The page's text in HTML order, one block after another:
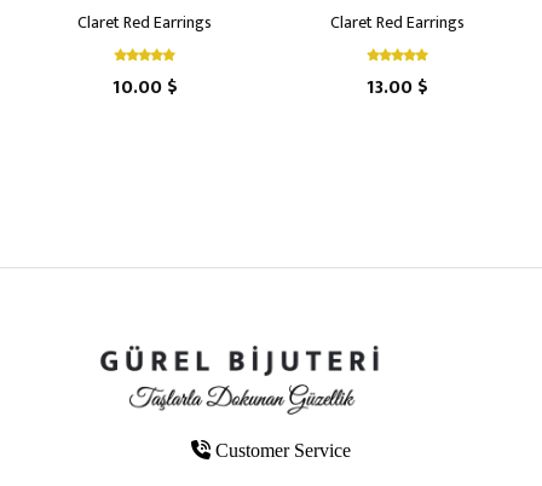
Claret Red Earrings
10.00 $
Claret Red Earrings
13.00 $
Customer Service